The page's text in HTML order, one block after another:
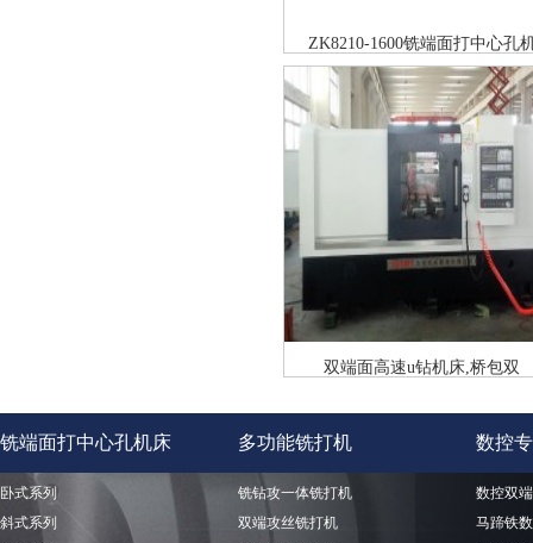
ZK8210-1600铣端面打中心孔
双端面高速u钻机床,桥包双
铣端面打中心孔机床 多功能铣打机 数控
卧式系列
斜式系列
铣钻攻一体铣打机
双端攻丝铣打机
数控双
马蹄铁